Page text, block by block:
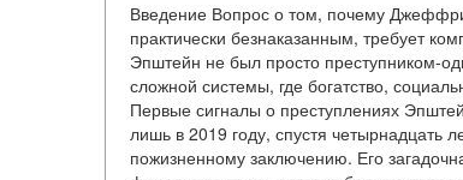
Введение Вопрос о том, почему
практически безнаказанным, требует
Эпштейн не был просто преступником-
сложной системы, где богатство,
Первые сигналы о преступлениях
лишь в 2019 году, спустя четырнадцать
пожизненному заключению. Его